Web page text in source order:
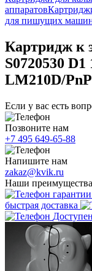
аппаратов
для пишущих
Картридж к
S0720530
LM210D/PnP
Если у вас есть
Позвоните нам
+7 495 649-65-88
Напишите нам
zakaz@kvik.ru
Наши
быстрая доставка